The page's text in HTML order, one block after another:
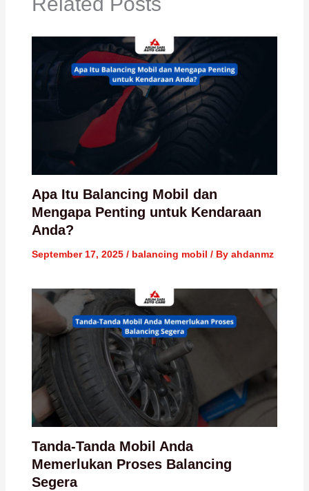
Apa Itu Balancing Mobil dan
Mengapa Penting untuk Kendaraan
Anda?
September 17, 2025 / balancing mobil / By ahdanmz
Tanda-Tanda Mobil Anda
Memerlukan Proses Balancing
Segera